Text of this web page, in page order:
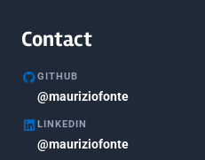
Agosto 2020
Marzo 2018
Febbraio 2018
Contact
GITHUB
@mauriziofonte
LINKEDIN
@mauriziofonte